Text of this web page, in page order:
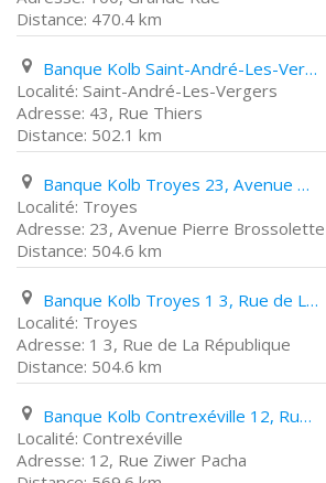
470.4 km
Banque Kolb Saint-André-Les-Vergers 43, Rue Thiers
Saint-André-Les-Vergers
43, Rue Thiers
502.1 km
Banque Kolb Troyes 23, Avenue Pierre Brossolette
Troyes
23, Avenue Pierre Brossolette
504.6 km
Banque Kolb Troyes 1 3, Rue de La République
Troyes
1 3, Rue de La République
504.6 km
Banque Kolb Contrexéville 12, Rue Ziwer Pacha
Contrexéville
12, Rue Ziwer Pacha